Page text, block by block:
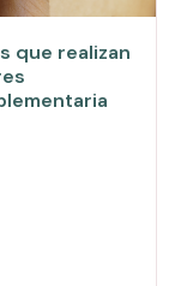
que realizan